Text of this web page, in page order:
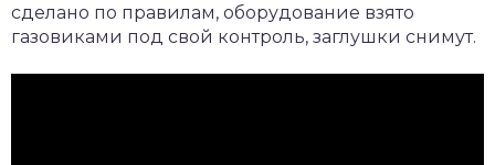
сделано по правилам, оборудование взято
газовиками под свой контроль, заглушки снимут.